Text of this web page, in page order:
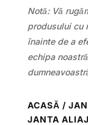
Notă: Vă
produsului cu
înainte de a
echipa
ACASĂ /
JANTA